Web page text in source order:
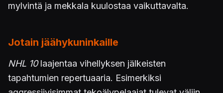
mylvintä ja mekkala kuulostaa vaikuttavalta.
Jotain jäähykuninkaille
NHL 10laajentaa vihellyksen jälkeisten
tapahtumien repertuaaria. Esimerkiksi